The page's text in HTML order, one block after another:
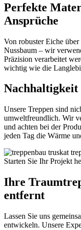
Perfekte
Ansprüche
Von robuster Eiche
Nussbaum – wir
Präzision verarbeitet
wichtig wie die
Unsere Treppen sind
umweltfreundlich. Wir
und achten bei der
jeden Tag die Wärme
Starten Sie Ihr Projekt
Ihre
entfernt
Lassen Sie uns
entwickeln. Unsere